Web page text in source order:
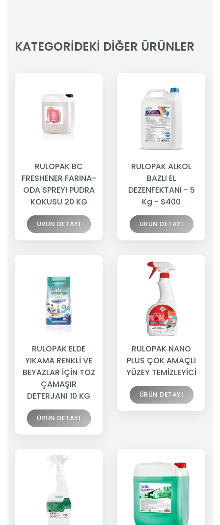
KATEGORİDEKİ DİĞER ÜRÜNLER
RULOPAK BC
FRESHENER FARINA-
ODA SPREYI PUDRA
KOKUSU 20 KG
ÜRÜN DETAYI
RULOPAK ALKOL
BAZLI EL
DEZENFEKTANI - 5
Kg - S400
ÜRÜN DETAYI
RULOPAK ELDE
YIKAMA RENKLİ VE
BEYAZLAR İÇİN TOZ
ÇAMAŞIR
DETERJANI 10 KG
ÜRÜN DETAYI
RULOPAK NANO
PLUS ÇOK AMAÇLI
YÜZEY TEMİZLEYİCİ
ÜRÜN DETAYI